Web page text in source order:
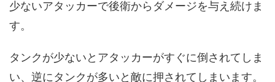
少ないアタッカーで後衛からダメージを与え続けま
す。
タンクが少ないとアタッカーがすぐに倒されてしま
い、逆にタンクが多いと敵に押されてしまいます。